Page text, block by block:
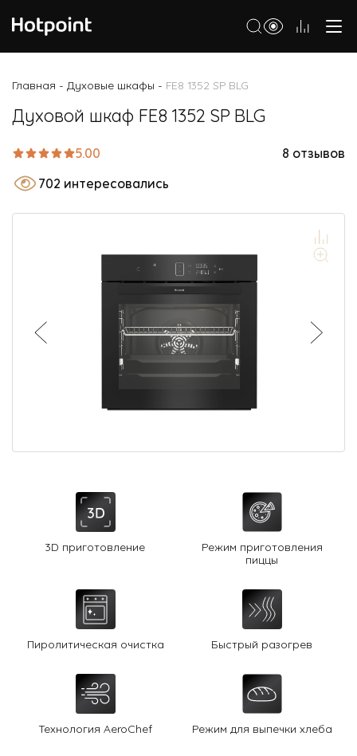
Варочные панели
Кухонные плиты
Микроволновые печи
Малая бытовая техника
Где купить
8 800 3333 887
Главная - Духовые шкафы - FE8 1352 SP BLG
Духовой шкаф FE8 1352 SP BLG
5.00
8 отзывов
702 интересовались
3D приготовление Режим приготовления
пиццы
Пиролитическая очистка Быстрый разогрев
Технология AeroChef Режим для выпечки хлеба